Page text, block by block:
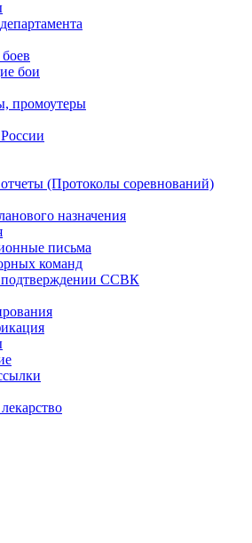
бои
промоутеры
(Протоколы соревнований)
назначения
письма
команд
ССВК